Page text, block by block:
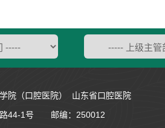
院（口腔医院） 山东省口腔医院
44-1号 邮编：250012